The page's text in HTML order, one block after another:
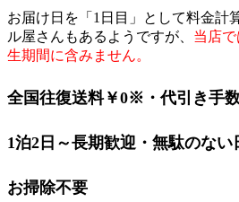
お届け日を「1日目」として料金計
ル屋さんもあるようですが、 当店
生期間に含みません。
全国往復送料￥0※ ・代引き手
1泊2日～長期歓迎・無駄のない
お掃除不要